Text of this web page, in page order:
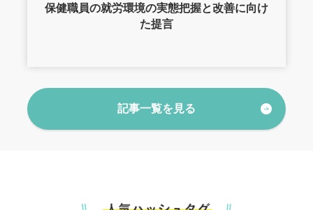
保健職員の就労環境の実態把握と改善に向け
た提言
記事一覧を見る